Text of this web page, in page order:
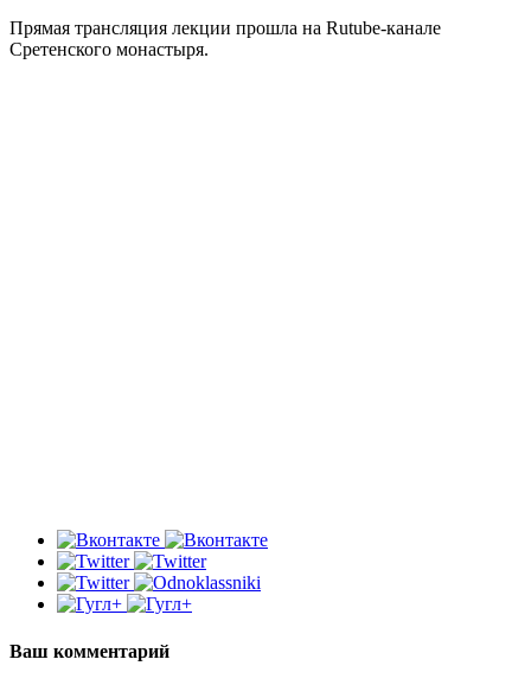
Прямая трансляция лекции прошла на Rutube-канале
Сретенского монастыря.
Ваш комментарий